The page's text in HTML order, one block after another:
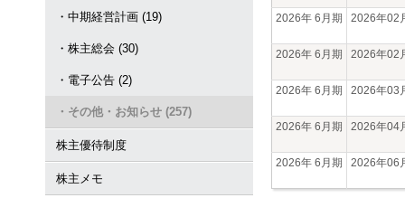
・中期経営計画 (19)
・株主総会 (30)
・電子公告 (2)
・その他・お知らせ (257)
株主優待制度
株主メモ
2026年 6月期 2026年02
2026年 6月期 2026年02
2026年 6月期 2026年03
2026年 6月期 2026年04
2026年 6月期 2026年06